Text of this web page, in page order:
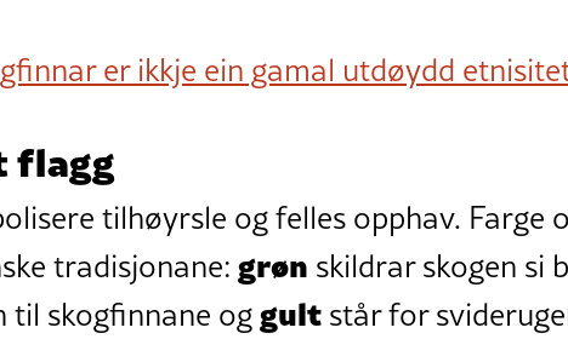
er ikkje ein gamal utdøydd
flagg
tilhøyrsle og felles opphav. Farge
tradisjonane:grøn skildrar skogen si
til skogfinnane oggultstår for